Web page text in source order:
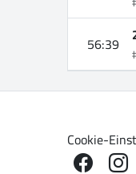
56:39
Cookie-